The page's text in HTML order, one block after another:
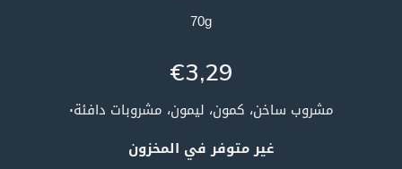
70g
€3,29
مشروب ساخن، كمون، ليمون، مشروبات دافئة٠
غير متوفر في المخزون